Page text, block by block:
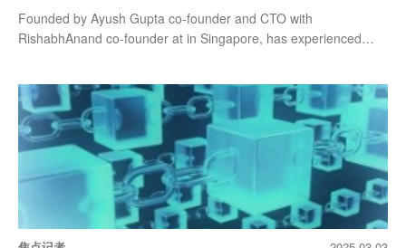
Founded by Ayush Gupta co-founder and CTO with
RishabhAnand co-founder at in Singapore, has experienced
@saushank_, and received a total investment of $20 million,
committed to the development of BitberaAI AI large model, full
chain robot.